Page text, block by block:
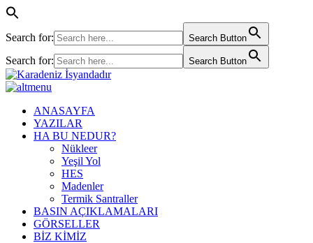
Search for: Search Button
Search for: Search Button
ANASAYFA
YAZILAR
HA BU NEDUR?
Nükleer
Yeşil Yol
HES
Madenler
Termik Santraller
BASIN AÇIKLAMALARI
GÖRSELLER
BİZ KİMİZ